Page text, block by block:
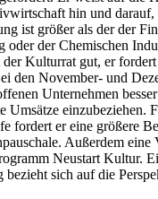
hin und darauf,
ist größer als der der
oder der Chemischen
Kulturrat gut, er
den November- und
Unternehmen
Umsätze einzubeziehen.
fordert er eine größere
Außerdem eine
Neustart Kultur.
bezieht sich auf die